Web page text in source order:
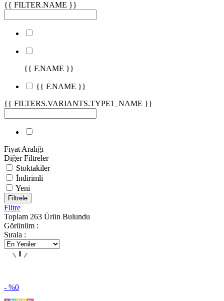
{{ FILTER.NAME }}
{{ F.NAME }}
{{ F.NAME }}
{{ FILTERS.VARIANTS.TYPE1_NAME }}
Fiyat Aralığı
Diğer Filtreler
Stoktakiler
İndirimli
Yeni
Filtrele
Filtre
Toplam 263 Ürün Bulundu
Görünüm :
Sırala :
- %0